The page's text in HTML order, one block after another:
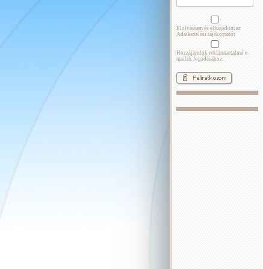
Elolvastam és elfogadom az
Adatkezelési tájékoztatót
Hozzájárulok reklámtartalmú e-
mailek fogadásához.